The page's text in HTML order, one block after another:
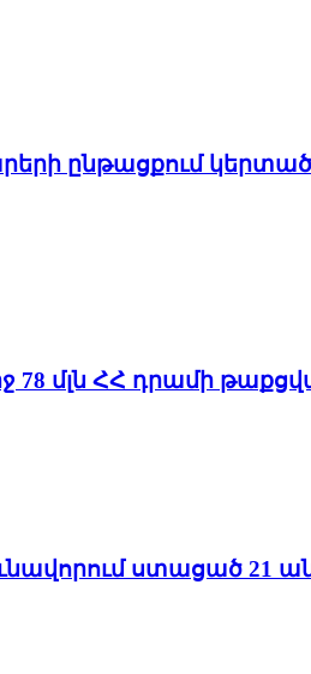
ընթացքում
78 մլն ՀՀ դրամի
ստացած 21